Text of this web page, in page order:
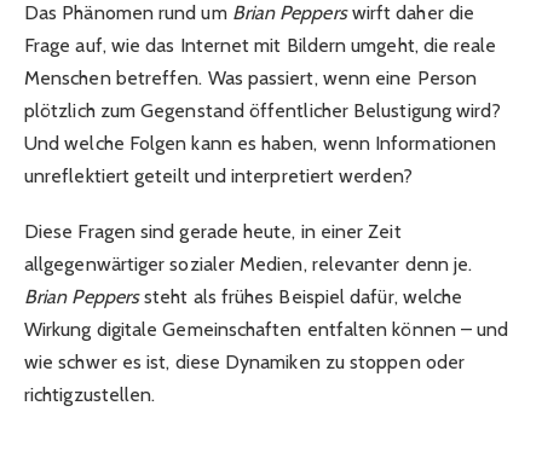
Das Phänomen rund um Brian Pepperswirft daher die
Frage auf, wie das Internet mit Bildern umgeht, die reale
Menschen betreffen. Was passiert, wenn eine Person
plötzlich zum Gegenstand öffentlicher Belustigung wird?
Und welche Folgen kann es haben, wenn Informationen
unreflektiert geteilt und interpretiert werden?
Diese Fragen sind gerade heute, in einer Zeit
allgegenwärtiger sozialer Medien, relevanter denn je.
Brian Pepperssteht als frühes Beispiel dafür, welche
Wirkung digitale Gemeinschaften entfalten können – und
wie schwer es ist, diese Dynamiken zu stoppen oder
richtigzustellen.